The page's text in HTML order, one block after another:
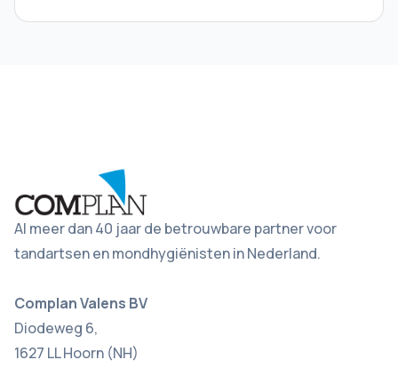
Al meer dan 40 jaar de betrouwbare partner voor
tandartsen en mondhygiënisten in Nederland.
Complan Valens BV
Diodeweg 6,
1627 LL Hoorn (NH)